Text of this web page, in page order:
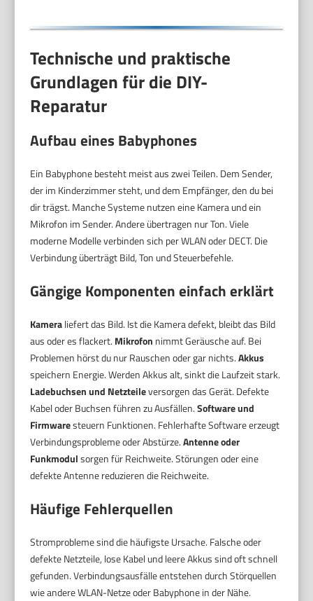
Technische und praktische
Grundlagen für die DIY-
Reparatur
Aufbau eines Babyphones
Ein Babyphone besteht meist aus zwei Teilen. Dem Sender,
der im Kinderzimmer steht, und dem Empfänger, den du bei
dir trägst. Manche Systeme nutzen eine Kamera und ein
Mikrofon im Sender. Andere übertragen nur Ton. Viele
moderne Modelle verbinden sich per WLAN oder DECT. Die
Verbindung überträgt Bild, Ton und Steuerbefehle.
Gängige Komponenten einfach erklärt
Kameraliefert das Bild. Ist die Kamera defekt, bleibt das Bild
aus oder es flackert. Mikrofon nimmt Geräusche auf. Bei
Problemen hörst du nur Rauschen oder gar nichts.Akkus
speichern Energie. Werden Akkus alt, sinkt die Laufzeit stark.
Ladebuchsen und Netzteileversorgen das Gerät. Defekte
Kabel oder Buchsen führen zu Ausfällen.Software und
Firmwaresteuern Funktionen. Fehlerhafte Software erzeugt
Verbindungsprobleme oder Abstürze.Antenne oder
Funkmodulsorgen für Reichweite. Störungen oder eine
defekte Antenne reduzieren die Reichweite.
Häufige Fehlerquellen
Stromprobleme sind die häufigste Ursache. Falsche oder
defekte Netzteile, lose Kabel und leere Akkus sind oft schnell
gefunden. Verbindungsausfälle entstehen durch Störquellen
wie andere WLAN-Netze oder Babyphone in der Nähe.